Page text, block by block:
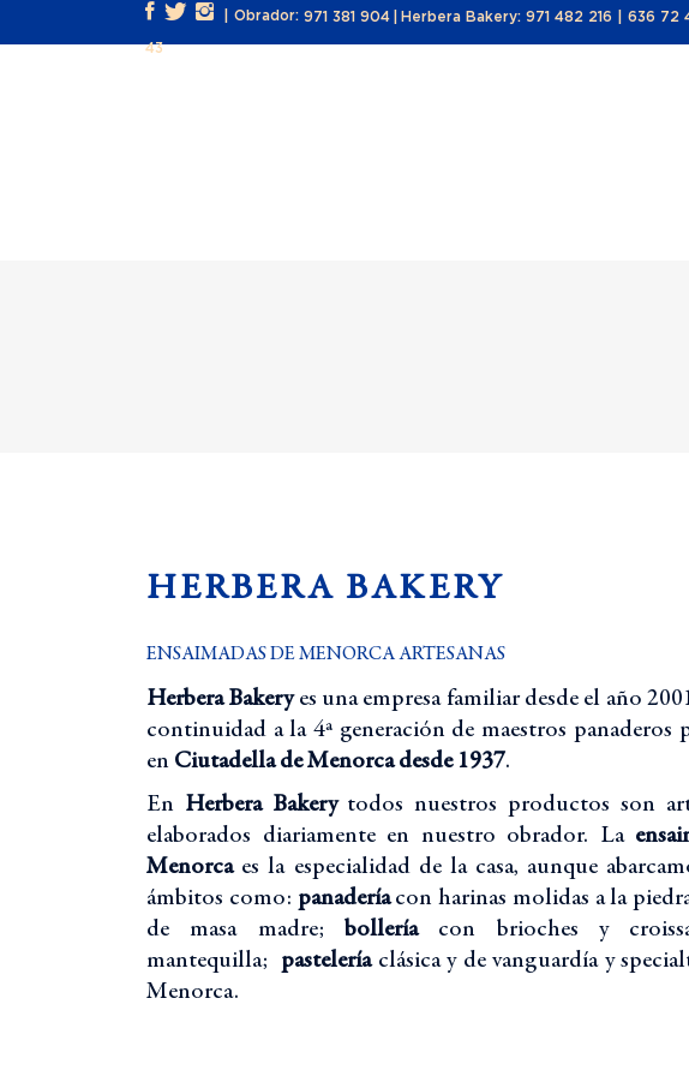
| Obrador: 971 381 904 Herbera Bakery: 971 482 216 636 72
43
HERBERA BAKERY
ENSAIMADAS DE MENORCA ARTESANAS
Herbera Bakeryes una empresa familiar desde el año
continuidad a la 4ª generación de maestros panaderos
en Ciutadella de Menorca desde 1937.
En Herbera Bakerytodos nuestros productos son
elaborados diariamente en nuestro obrador. La
Menorcaes la especialidad de la casa, aunque
ámbitos como: panaderíacon harinas molidas a la
de masa madre; bolleríacon brioches y
mantequilla; pasteleríaclásica y de vanguardía y
Menorca.